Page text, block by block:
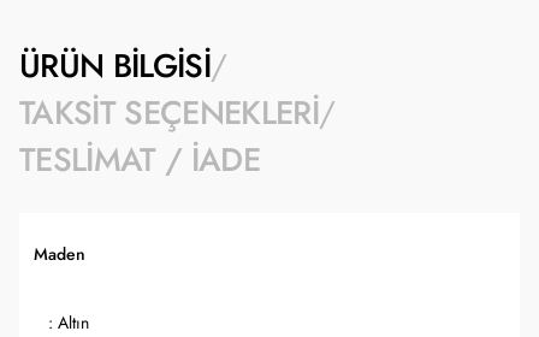
ÜRÜN BILGISI
TAKSIT SEÇENEKLERI
TESLIMAT / İADE
Maden
: Altın